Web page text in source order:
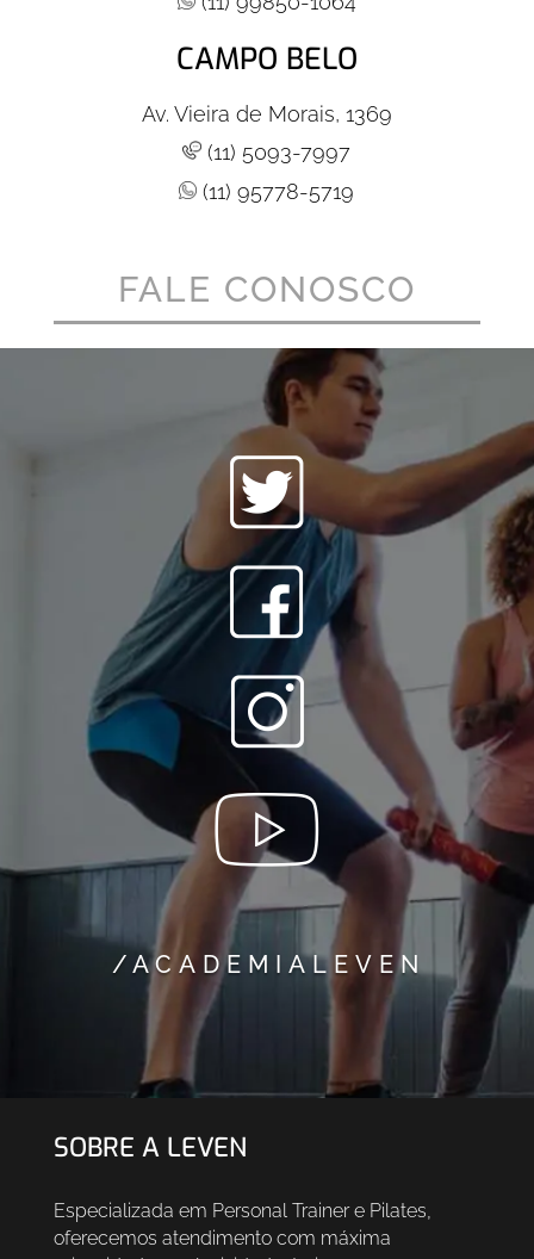
CAMPO BELO
Av. Vieira de Morais, 1369
(11) 5093-7997
(11) 95778-5719
FALE CONOSCO
/ACADEMIALEVEN
SOBRE A LEVEN
Especializada em Personal Trainer e Pilates,
oferecemos atendimento com máxima